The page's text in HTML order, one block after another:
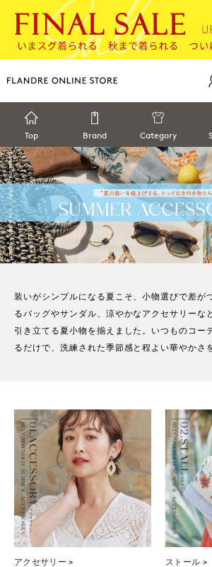
Top Brand Category
装いがシンプルになる夏こそ、小物選びで差が
るバッグやサンダル、涼やかなアクセサリーな
引き立てる夏小物を揃えました。いつものコー
るだけで、洗練された季節感と程よい華やかさ
アクセサリー > ストール >